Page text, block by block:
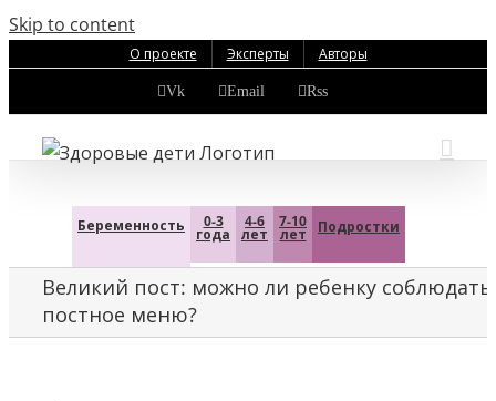
Skip to content
О проекте Эксперты Авторы
Vk Email Rss
Беременность 0-3
года
4-6
лет
7-10
лет Подростки
Великий пост: можно ли ребенку соблюдать
постное меню?